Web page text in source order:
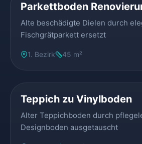
Parkettboden
Alte beschädigte Dielen durch
Fischgrätparkett ersetzt
1. Bezirk 45 m²
Teppich zu Vinylboden
Alter Teppichboden durch
Designboden ausgetauscht